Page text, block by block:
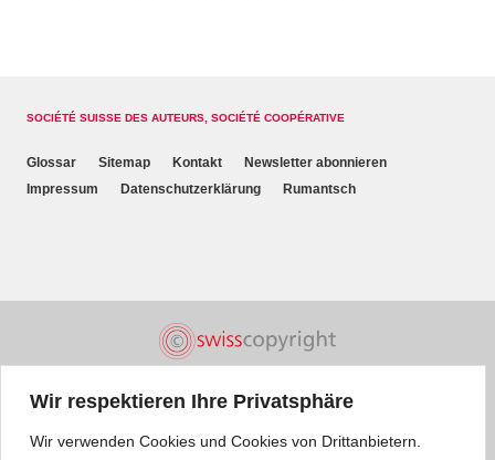
Wir respektieren Ihre Privatsphäre
Wir verwenden Cookies und Cookies von Drittanbietern.
SOCIÉTÉ SUISSE DES AUTEURS, SOCIÉTÉ COOPÉRATIVE
Glossar Sitemap Kontakt
Newsletter abonnieren
Impressum
Datenschutzerklärung Rumantsch